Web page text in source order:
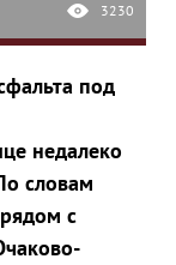
3230
под
недалеко
словам
с